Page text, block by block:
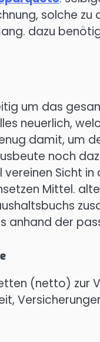
solche
dazu
um das
neuerlich,
damit, um
noch
Sicht
Mittel.
anhand der
(netto) zur